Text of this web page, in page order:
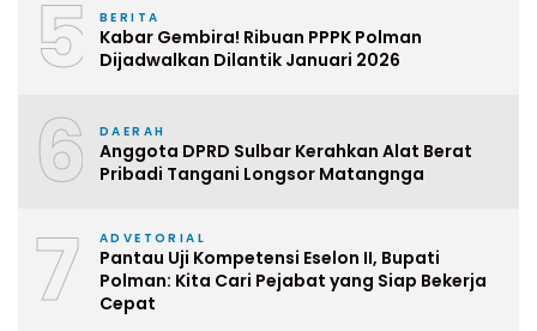
5 BERITA
Kabar Gembira! Ribuan PPPK Polman
Dijadwalkan Dilantik Januari 2026
6 DAERAH
Anggota DPRD Sulbar Kerahkan Alat Berat
Pribadi Tangani Longsor Matangnga
7 ADVETORIAL
Pantau Uji Kompetensi Eselon II, Bupati
Polman: Kita Cari Pejabat yang Siap Bekerja
Cepat